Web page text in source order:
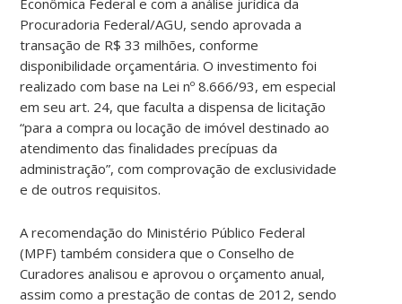
Procuradoria Federal/AGU, sendo aprovada a
transação de R$ 33 milhões, conforme
disponibilidade orçamentária. O investimento foi
realizado com base na Lei nº 8.666/93, em especial
em seu art. 24, que faculta a dispensa de licitação
“para a compra ou locação de imóvel destinado ao
atendimento das finalidades precípuas da
administração”, com comprovação de exclusividade
e de outros requisitos.
A recomendação do Ministério Público Federal
(MPF) também considera que o Conselho de
Curadores analisou e aprovou o orçamento anual,
assim como a prestação de contas de 2012, sendo